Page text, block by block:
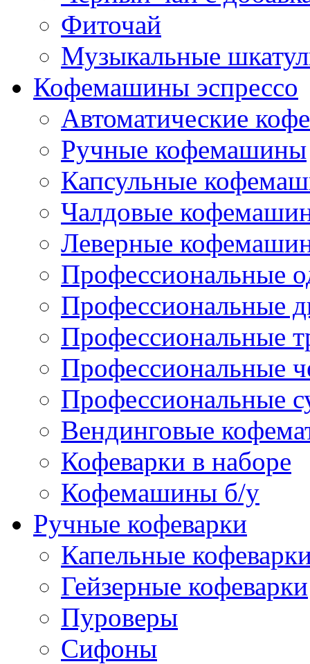
Фиточай
Музыкальные
Кофемашины эспрессо
Автоматические
Ручные кофемашины
Капсульные
Чалдовые
Леверные
Профессиональные
Профессиональные
Профессиональные
Профессиональные
Профессиональные
Вендинговые
Кофеварки в наборе
Кофемашины б/у
Ручные кофеварки
Капельные
Гейзерные кофеварки
Пуроверы
Сифоны